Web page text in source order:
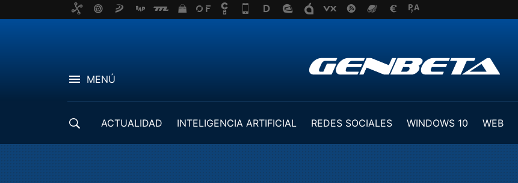
MENÚ
ACTUALIDAD INTELIGENCIA ARTIFICIAL REDES SOCIALES WINDOWS 10 WEB